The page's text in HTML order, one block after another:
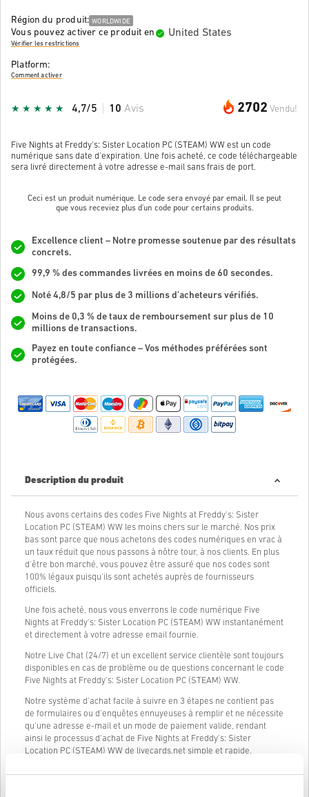
Région du produit: WORLDWIDE
Vous pouvez activer ce produit en United States
Vérifier les restrictions
Platform:
Comment activer
2702 Vendu!
4,7/5 10 Avis
Five Nights at Freddy's: Sister Location PC (STEAM) WW est un code
numérique sans date d'expiration. Une fois acheté, ce code téléchargeable
sera livré directement à votre adresse e-mail sans frais de port.
Ceci est un produit numérique. Le code sera envoyé par email. Il se peut
que vous receviez plus d'un code pour certains produits.
Excellence client – Notre promesse soutenue par des résultats
concrets.
99,9 % des commandes livrées en moins de 60 secondes.
Noté 4,8/5 par plus de 3 millions d’acheteurs vérifiés.
Moins de 0,3 % de taux de remboursement sur plus de 10
millions de transactions.
Payez en toute confiance – Vos méthodes préférées sont
protégées.
Description du produit
Nous avons certains des codes Five Nights at Freddy's: Sister
Location PC (STEAM) WW les moins chers sur le marché. Nos prix
bas sont parce que nous achetons des codes numériques en vrac à
un taux réduit que nous passons à nôtre tour, à nos clients. En plus
d'être bon marché, vous pouvez être assuré que nos codes sont
100% légaux puisqu'ils sont achetés auprès de fournisseurs
officiels.
Une fois acheté, nous vous enverrons le code numérique Five
Nights at Freddy's: Sister Location PC (STEAM) WW instantanément
et directement à votre adresse email fournie.
Notre Live Chat (24/7) et un excellent service clientèle sont toujours
disponibles en cas de problème ou de questions concernant le code
Five Nights at Freddy's: Sister Location PC (STEAM) WW.
Notre système d'achat facile à suivre en 3 étapes ne contient pas
de formulaires ou d'enquêtes ennuyeuses à remplir et ne nécessite
qu'une adresse e-mail et un mode de paiement valide, rendant
ainsi le processus d'achat de Five Nights at Freddy's: Sister
Location PC (STEAM) WW de livecards.net simple et rapide.